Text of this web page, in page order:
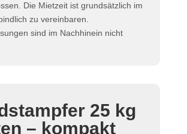
Die Mietzeit ist grundsätzlich im
zu vereinbaren.
sind im Nachhinein nicht
25 kg
– kompakt